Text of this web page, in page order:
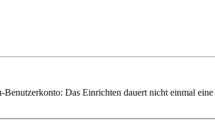
Das Einrichten dauert nicht einmal